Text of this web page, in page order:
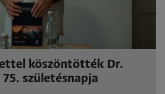
köszöntötték Dr.
születésnapja